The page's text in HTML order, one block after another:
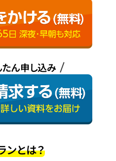
ん申し込み
ンとは？